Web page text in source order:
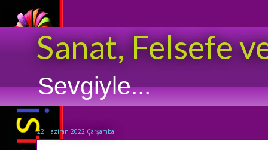
Sanat, Felsefe
Sevgiyle...
22 Haziran 2022 Çarşamba